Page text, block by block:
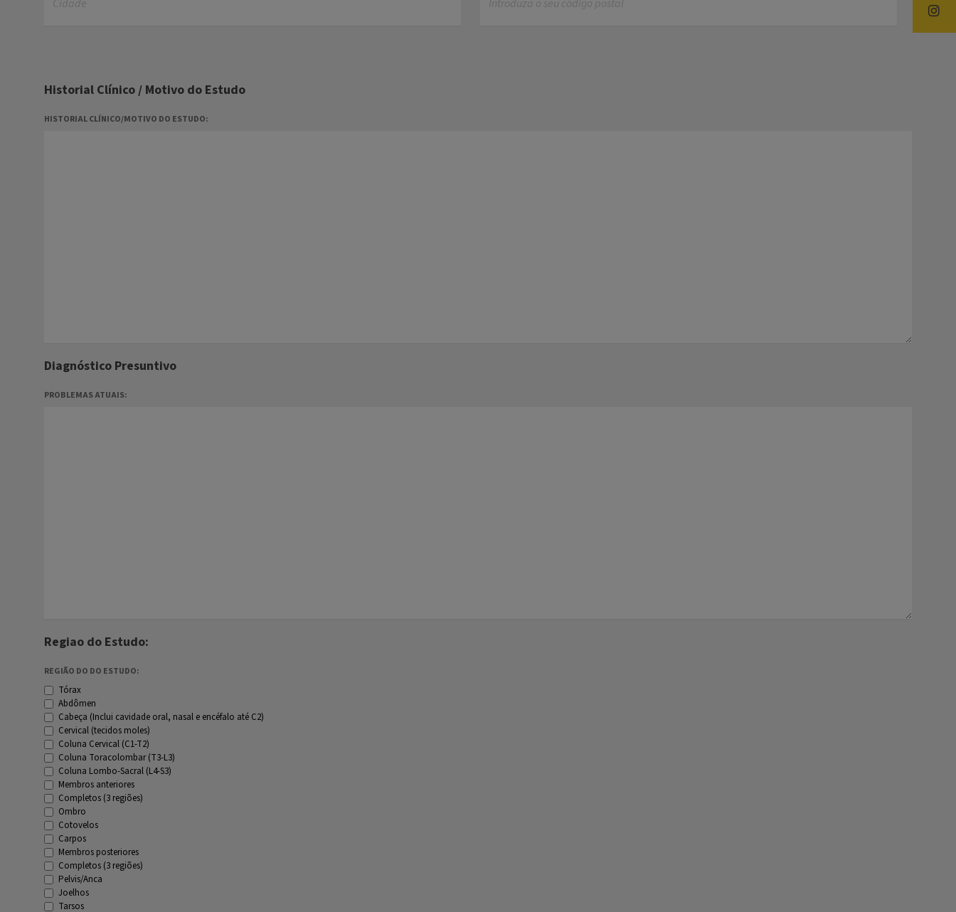
Historial Clínico / Motivo do Estudo
HISTORIAL CLÍNICO/MOTIVO DO ESTUDO:
Diagnóstico Presuntivo
PROBLEMAS ATUAIS:
Regiao do Estudo:
REGIÃO DO DO ESTUDO:
Tórax
Abdômen
Cabeça (Inclui cavidade oral, nasal e encéfalo até C2)
Cervical (tecidos moles)
Coluna Cervical (C1-T2)
Coluna Toracolombar (T3-L3)
Coluna Lombo-Sacral (L4-S3)
Membros anteriores
Completos (3 regiões)
Ombro
Cotovelos
Carpos
Membros posteriores
Completos (3 regiões)
Pelvis/Anca
Joelhos
Tarsos